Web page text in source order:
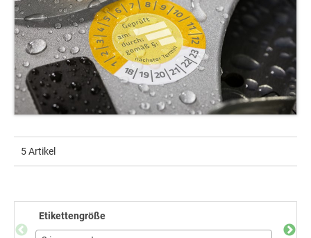
5 Artikel
Etikettengröße